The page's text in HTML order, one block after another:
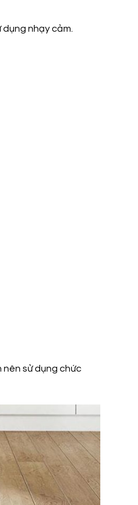
dụng nhạy cảm.
nên sử dụng chức